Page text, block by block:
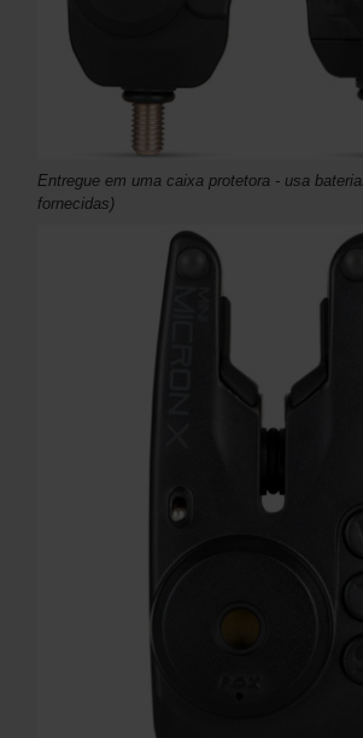
Entregue em uma caixa protetora - usa
fornecidas)